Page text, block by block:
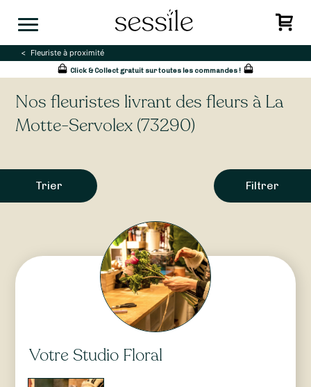
Fleuriste à proximité
Click & Collect gratuit sur toutes les commandes !
Nos fleuristes livrant des fleurs à La
Motte-Servolex (73290)
Trier Filtrer
Votre Studio Floral